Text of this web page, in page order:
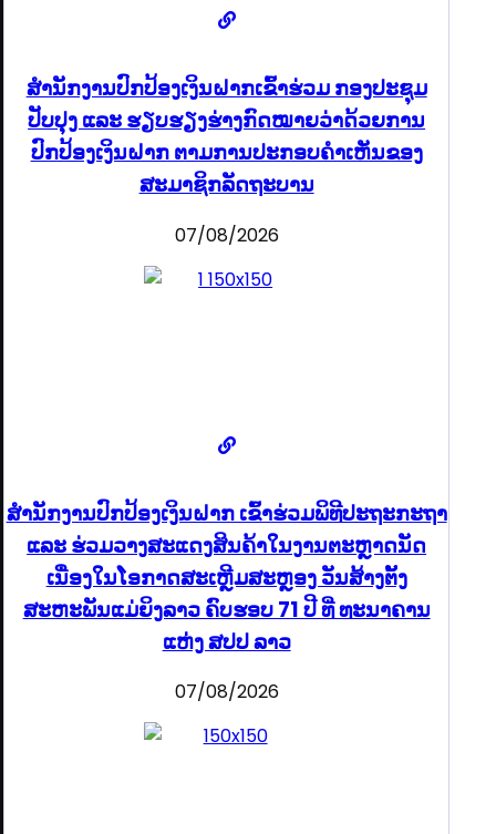
ສໍານັກງານປົກປ້ອງເງິນຝາກເຂົ້າຮ່ວມ ກອງປະຊຸມ
ປັບປຸງ ແລະ ຮຽບຮຽງຮ່າງກົດໝາຍວ່າດ້ວຍການ
ປົກປ້ອງເງິນຝາກ ຕາມການປະກອບຄຳເຫັນຂອງ
ສະມາຊິກລັດຖະບານ
07/08/2026
ສຳນັກງານປົກປ້ອງເງິນຝາກ ເຂົ້າຮ່ວມພິທີປະຖະກະຖາ
ແລະ ຮ່ວມວາງສະແດງສິນຄ້າໃນງານຕະຫຼາດນັດ
ເນື່ອງໃນໂອກາດສະເຫຼີມສະຫຼອງ ວັນສ້າງຕັ້ງ
ສະຫະພັນແມ່ຍິງລາວ ຄົບຮອບ 71 ປີ ທີ່ ທະນາຄານ
ແຫ່ງ ສປປ ລາວ
07/08/2026